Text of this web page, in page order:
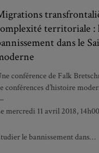
territoriale :
dans le
conférence de Falk
conférences d’histoire
mercredi 11 avril 2018,
le bannissement dans…